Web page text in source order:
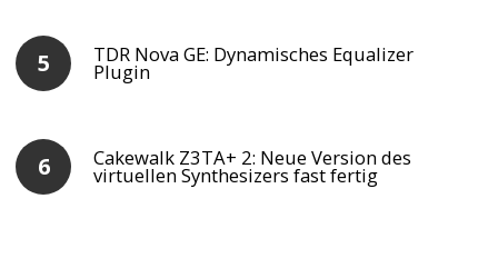
TDR Nova GE: Dynamisches Equalizer
Plugin
Cakewalk Z3TA+ 2: Neue Version des
virtuellen Synthesizers fast fertig